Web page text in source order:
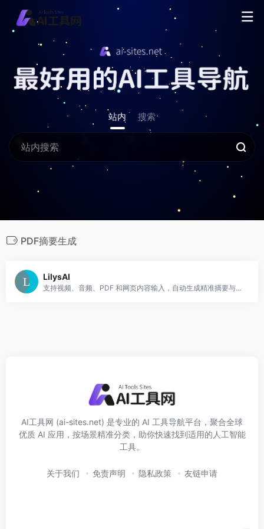
站内 搜索
PDF摘要生成
LilysAI
支持视频、音频、PDF 和网页内容输入，自动生成精准摘要与关键信息笔记，帮助学习者与知识工作者节省时间并更快获取有价值内容。
AI工具网 (ai-sites.net) 是专业的 AI 工具导航平台，聚合全球
优质 AI 应用，按场景精准分类，助你快速找到适用的人工智能
工具。
关于我们 免责声明 隐私政策 友链申请